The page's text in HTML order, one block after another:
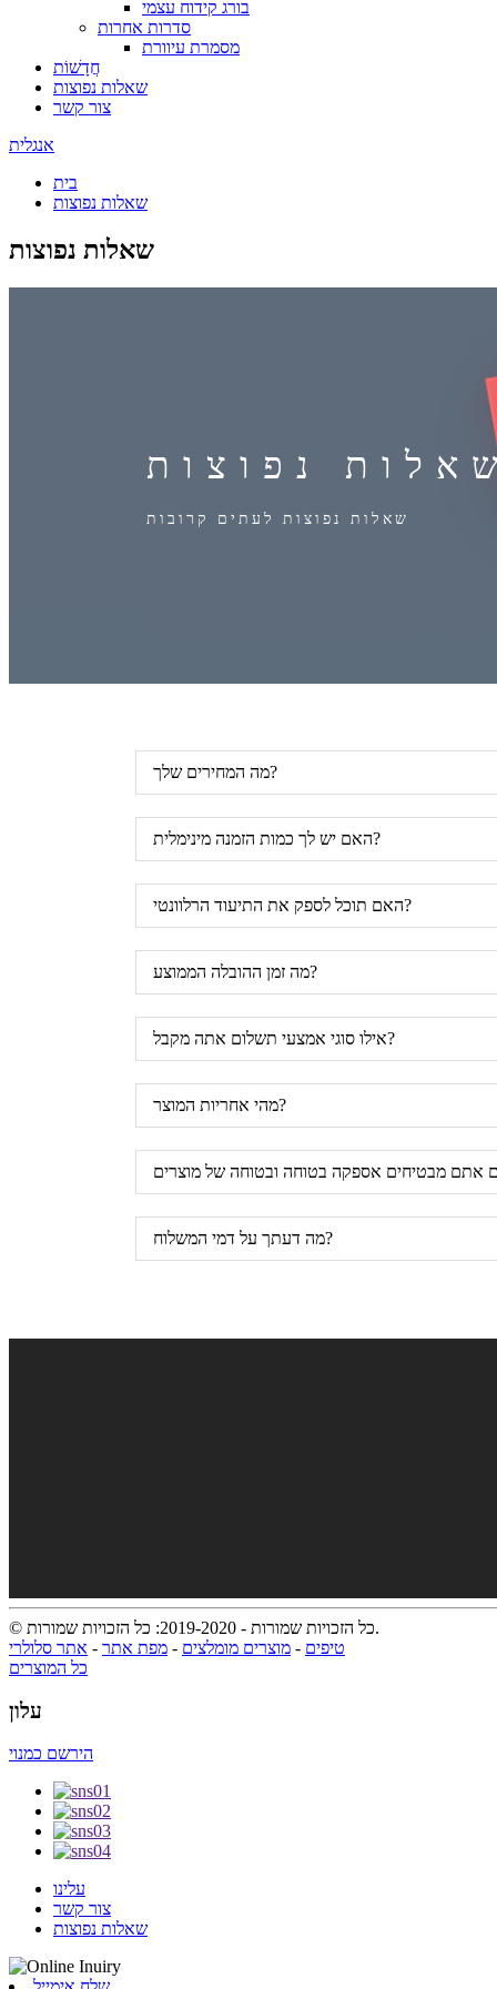
בורג קידוח עצמי
סדרות אחרות
מסמרת עיוורת
חֲדָשׁוֹת
שאלות נפוצות
צור קשר
אנגלית
בית
שאלות נפוצות
שאלות נפוצות
נפוצות
שאלות נפוצות לעתים קרובות
מה המחירים שלך?
האם יש לך כמות הזמנה מינימלית?
האם תוכל לספק את התיעוד הרלוונטי?
מה זמן ההובלה הממוצע?
אילו סוגי אמצעי תשלום אתה מקבל?
מהי אחריות המוצר?
מה דעתך על דמי המשלוח?
© כל הזכויות שמורות - 2019-2020: כל הזכויות שמורות.
טיפים - מוצרים מומלצים - מפת אתר - אתר סלולרי
כל המוצרים
עלון
הירשם כמנוי
עלינו
צור קשר
שאלות נפוצות